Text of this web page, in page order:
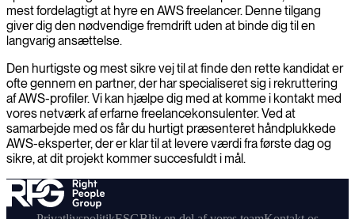
mest fordelagtigt at hyre en AWS freelancer. Denne tilgang
giver dig den nødvendige fremdrift uden at binde dig til en
langvarig ansættelse.
Den hurtigste og mest sikre vej til at finde den rette kandidat er
ofte gennem en partner, der har specialiseret sig i rekruttering
af AWS-profiler. Vi kan hjælpe dig med at komme i kontakt med
vores netværk af erfarne freelancekonsulenter. Ved at
samarbejde med os får du hurtigt præsenteret håndplukkede
AWS-eksperter, der er klar til at levere værdi fra første dag og
sikre, at dit projekt kommer succesfuldt i mål.